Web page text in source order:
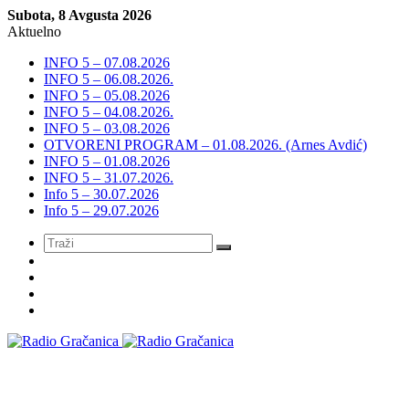
Subota, 8 Avgusta 2026
Aktuelno
INFO 5 – 07.08.2026
INFO 5 – 06.08.2026.
INFO 5 – 05.08.2026
INFO 5 – 04.08.2026.
INFO 5 – 03.08.2026
OTVORENI PROGRAM – 01.08.2026. (Arnes Avdić)
INFO 5 – 01.08.2026
INFO 5 – 31.07.2026.
Info 5 – 30.07.2026
Info 5 – 29.07.2026
Meni